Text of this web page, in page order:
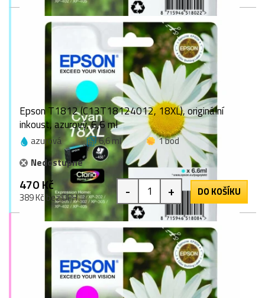
Epson T1812 (C13T18124012, 18XL), originální
inkoust, azurový, 6,6 ml
azurová 6,6 ml
1 bod
Nedostupné
470 Kč
389 Kč bez DPH - + DO KOŠÍKU